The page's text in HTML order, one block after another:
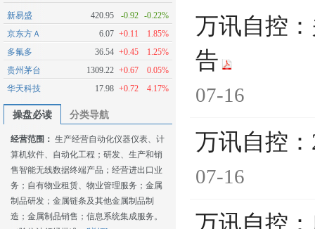
新易盛 420.95 -0.92 -0.22%
京东方Ａ
6.07 +0.11
1.85%
多氟多
36.54 +0.45
1.25%
贵州茅台
1309.22 +0.67
0.05%
华天科技
17.98 +0.72 4.17%
操盘必读 分类导航
经营范围： 生产经营自动化仪器仪表、计
算机软件、自动化工程；研发、生产和销
售智能无线数据终端产品；经营进出口业
务；自有物业租赁、物业管理服务；金属
制品研发；金属链条及其他金属制品制
造；金属制品销售；信息系统集成服务。
万讯自控
告
07-16
万讯自控
07-16
万讯自控